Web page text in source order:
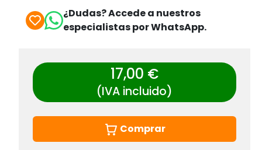
¿Dudas? Accede a nuestros
especialistas por WhatsApp.
17,00 €
(IVA incluido)
Comprar